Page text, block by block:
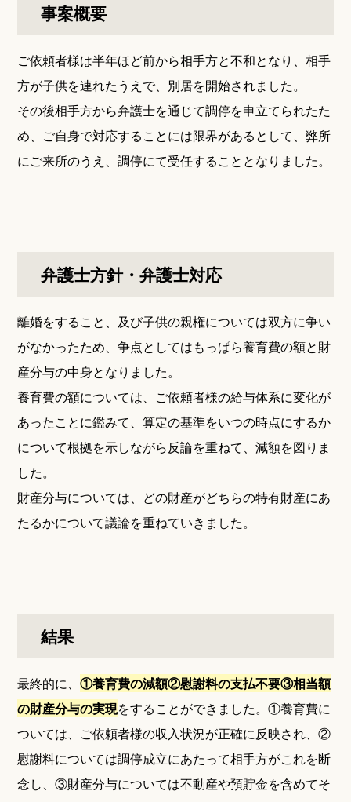
事案概要
ご依頼者様は半年ほど前から相手方と不和となり、相手
方が子供を連れたうえで、別居を開始されました。
その後相手方から弁護士を通じて調停を申立てられたた
め、ご自身で対応することには限界があるとして、弊所
にご来所のうえ、調停にて受任することとなりました。
弁護士方針・弁護士対応
離婚をすること、及び子供の親権については双方に争い
がなかったため、争点としてはもっぱら養育費の額と財
産分与の中身となりました。
養育費の額については、ご依頼者様の給与体系に変化が
あったことに鑑みて、算定の基準をいつの時点にするか
について根拠を示しながら反論を重ねて、減額を図りま
した。
財産分与については、どの財産がどちらの特有財産にあ
たるかについて議論を重ねていきました。
結果
最終的に、①養育費の減額②慰謝料の支払不要③相当額
の財産分与の実現をすることができました。①養育費に
ついては、ご依頼者様の収入状況が正確に反映され、②
慰謝料については調停成立にあたって相手方がこれを断
念し、③財産分与については不動産や預貯金を含めてそ